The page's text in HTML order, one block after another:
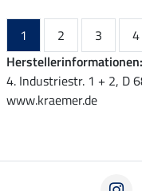
1 2 3
4
Herstellerinformationen:
4. Industriestr. 1 + 2, D
www.kraemer.de